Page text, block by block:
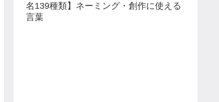
名139種類】ネーミング・創作に使える
言葉